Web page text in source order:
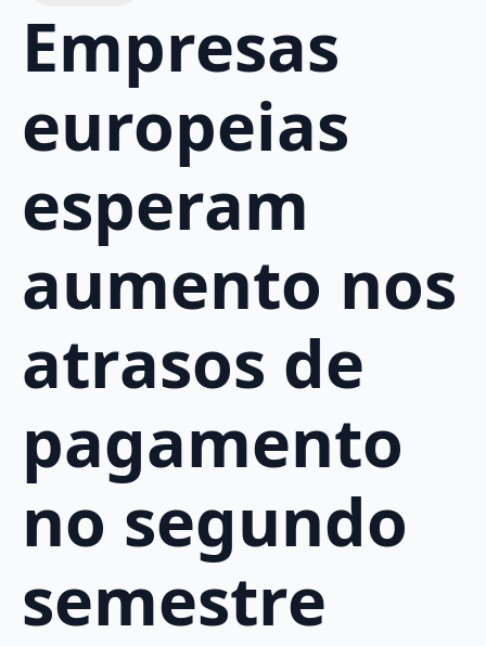
Empresas
europeias
esperam
aumento nos
atrasos de
pagamento
no segundo
semestre